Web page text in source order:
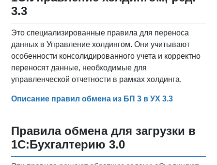
3.3
Это специализированные правила для переноса
данных в Управление холдингом. Они учитывают
особенности консолидированного учета и корректно
переносят данные, необходимые для
управленческой отчетности в рамках холдинга.
Описание правил обмена из БП 3 в УХ 3.3
Правила обмена для загрузки в
1С:Бухгалтерию 3.0